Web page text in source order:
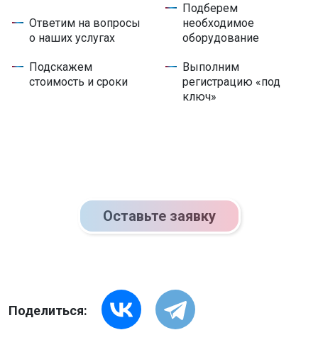
Ответим на вопросы
о наших услугах
Подскажем
стоимость и сроки
Подберем
необходимое
оборудование
Выполним
регистрацию «под
ключ»
Оставьте заявку
Поделиться: